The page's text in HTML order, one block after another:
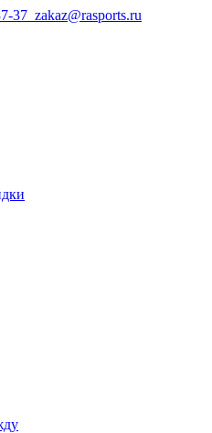
37 zakaz@rasports.ru